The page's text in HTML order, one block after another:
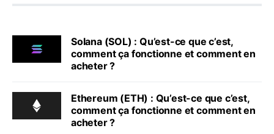
Solana (SOL) : Qu’est-ce que c’est,
comment ça fonctionne et comment en
acheter ?
Ethereum (ETH) : Qu’est-ce que c’est,
comment ça fonctionne et comment en
acheter ?